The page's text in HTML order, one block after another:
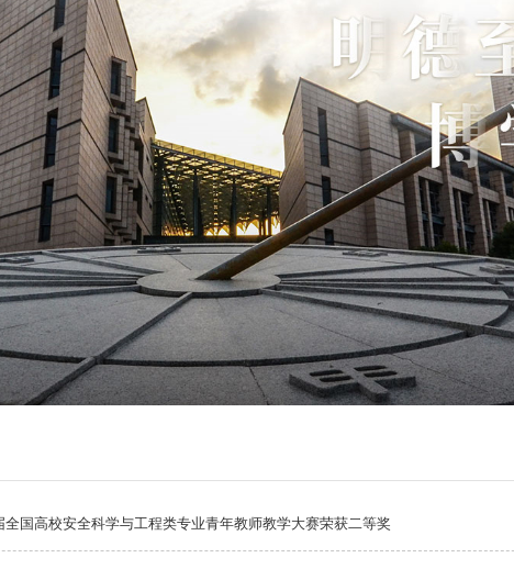
全国高校安全科学与工程类专业青年教师教学大赛荣获二等奖